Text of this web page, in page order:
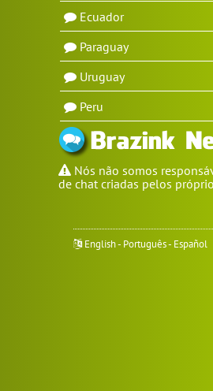
Ecuador
Paraguay
Uruguay
Peru
Nós não somos
de chat criadas pelos
English- Português- Español